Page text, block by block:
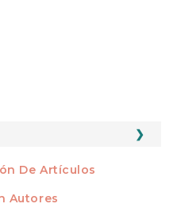
De Artículos
Autores